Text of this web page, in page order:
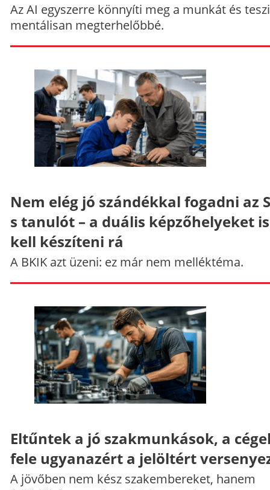
Az AI egyszerre könnyíti meg a munkát és
mentálisan megterhelőbbé.
Nem elég jó szándékkal fogadni az
s tanulót – a duális képzőhelyeket
kell készíteni rá
A BKIK azt üzeni: ez már nem melléktéma.
Eltűntek a jó szakmunkások, a
fele ugyanazért a jelöltért
A jövőben nem kész szakembereket, hanem